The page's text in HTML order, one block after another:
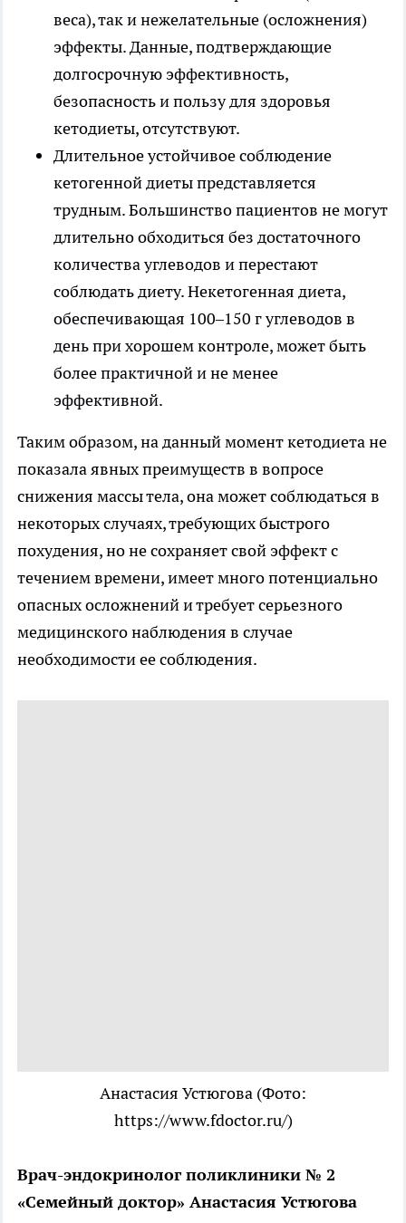
веса), так и нежелательные (осложнения)
эффекты. Данные, подтверждающие
долгосрочную эффективность,
безопасность и пользу для здоровья
кетодиеты, отсутствуют.
Длительное устойчивое соблюдение
кетогенной диеты представляется
трудным. Большинство пациентов не могут
длительно обходиться без достаточного
количества углеводов и перестают
соблюдать диету. Некетогенная диета,
обеспечивающая 100–150 г углеводов в
день при хорошем контроле, может быть
более практичной и не менее
эффективной.
Таким образом, на данный момент кетодиета не
показала явных преимуществ в вопросе
снижения массы тела, она может соблюдаться в
некоторых случаях, требующих быстрого
похудения, но не сохраняет свой эффект с
течением времени, имеет много потенциально
опасных осложнений и требует серьезного
медицинского наблюдения в случае
необходимости ее соблюдения.
Анастасия Устюгова (Фото:
https://www.fdoctor.ru/)
Врач-эндокринолог поликлиники № 2
«Семейный доктор» Анастасия Устюгова